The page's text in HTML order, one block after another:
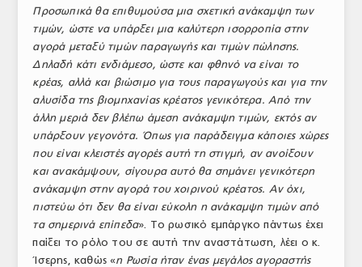
Προσωπικά θα επιθυμούσα μια σχετική ανάκαμψη των
τιμών, ώστε να υπάρξει μια καλύτερη ισορροπία στην
αγορά μεταξύ τιμών παραγωγής και τιμών πώλησης.
Δηλαδή κάτι ενδιάμεσο, ώστε και φθηνό να είναι το
κρέας, αλλά και βιώσιμο για τους παραγωγούς και για την
αλυσίδα της βιομηχανίας κρέατος γενικότερα. Από την
άλλη μεριά δεν βλέπω άμεση ανάκαμψη τιμών, εκτός αν
υπάρξουν γεγονότα. Όπως για παράδειγμα κάποιες χώρες
που είναι κλειστές αγορές αυτή τη στιγμή, αν ανοίξουν
και ανακάμψουν, σίγουρα αυτό θα σημάνει γενικότερη
ανάκαμψη στην αγορά του χοιρινού κρέατος. Αν όχι,
πιστεύω ότι δεν θα είναι εύκολη η ανάκαμψη τιμών από
τα σημερινά επίπεδα». Το ρωσικό εμπάργκο πάντως έχει
παίξει το ρόλο του σε αυτή την αναστάτωση, λέει ο κ.
Ίσερης, καθώς «η Ρωσία ήταν ένας μεγάλος αγοραστής